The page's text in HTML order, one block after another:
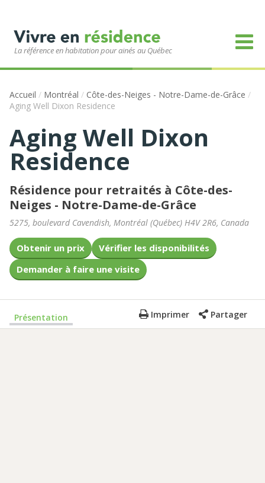
La référence en habitation pour ainés au Québec
Accueil / Montréal / Côte-des-Neiges - Notre-Dame-de-Grâce /
Aging Well Dixon Residence
Aging Well Dixon
Residence
Résidence pour retraités à Côte-des-
Neiges - Notre-Dame-de-Grâce
5275, boulevard Cavendish, Montréal (Québec) H4V 2R6, Canada
Obtenir un prix
Vérifier les disponibilités
Demander à faire une visite
Présentation Imprimer Partager